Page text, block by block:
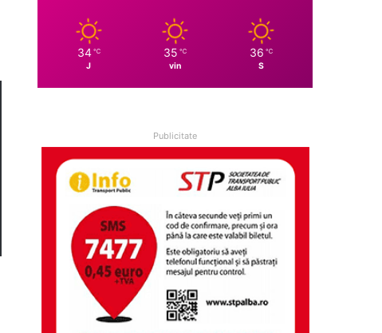
34 ℃
J
35 ℃
vin
36 ℃
S
Publicitate